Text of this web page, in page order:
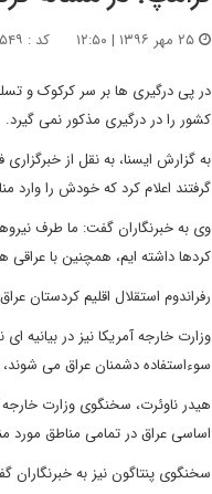
کد : ۱۹۷۲۵۴۹
در پی درگیری ها بر سر کرکوک و
کشور را در درگیری مذکور نمی گیرد.
به گزارش ایسنا، به نقل از
گرفتند اعلام کرد که خودش را وارد
وی به خبرنگاران گفت: ما طرف
کردها داشته ایم، همچنین با
رفراندوم استقلال اقلیم کردستان
وزارت خارجه آمریکا نیز در بیانیه
سوءاستفاده دشمنان عراق می شوند،
هیدر ناوئرت، سخنگوی وزارت
اساسی عراق در تمامی مناطق مورد
سخنگوی پنتاگون نیز به